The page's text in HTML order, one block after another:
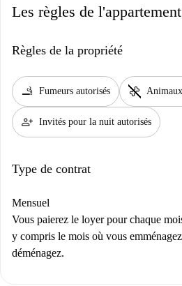
Les règles de l'appartement
Règles de la propriété
smoking_rooms Fumeurs autorisés pet_supplies
person_add Invités pour la nuit autorisés
Type de contrat
Mensuel
Vous paierez le loyer pour chaque
y compris le mois où vous
déménagez.